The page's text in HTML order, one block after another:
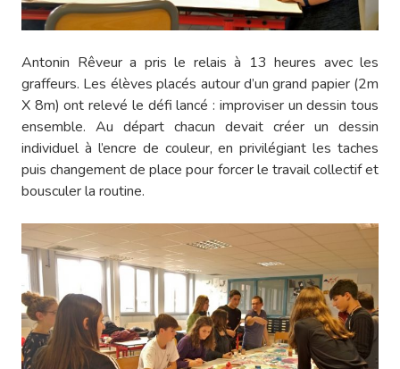
Antonin Rêveur a pris le relais à 13 heures avec les
graffeurs. Les élèves placés autour d’un grand papier (2m
X 8m) ont relevé le défi lancé : improviser un dessin tous
ensemble. Au départ chacun devait créer un dessin
individuel à l’encre de couleur, en privilégiant les taches
puis changement de place pour forcer le travail collectif et
bousculer la routine.